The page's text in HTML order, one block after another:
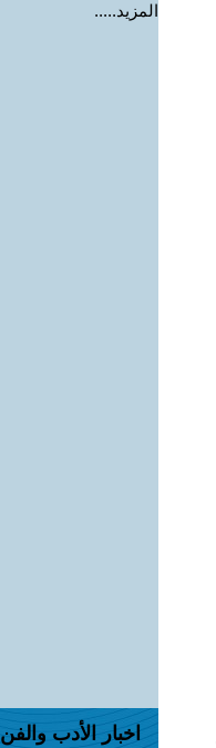
المزيد.....
اخبار الأدب والفن